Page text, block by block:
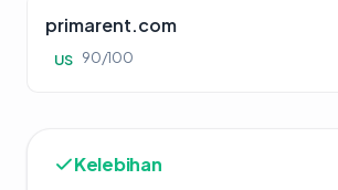
primarent.com
US 90/100
Kelebihan